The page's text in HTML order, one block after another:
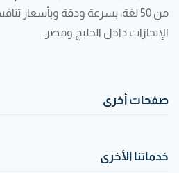
من 50 لغة، بسرعة ودقة وبأسعار
الإنجازات داخل الخليج ومصر.
صفحات أخرى
خدماتنا الأخرى